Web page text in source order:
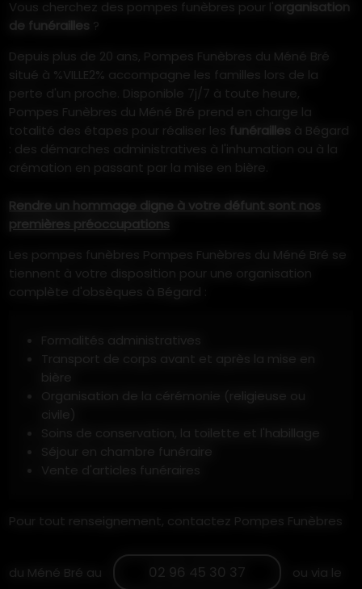
Vous cherchez des pompes funèbres pour l'organisation
de funérailles ?
Depuis plus de 20 ans, Pompes Funèbres du Méné Bré
situé à %VILLE2% accompagne les familles lors de la
perte d'un proche. Disponible 7j/7 à toute heure,
Pompes Funèbres du Méné Bré prend en charge la
totalité des étapes pour réaliser les funérailles à Bégard
: des démarches administratives à l'inhumation ou à la
crémation en passant par la mise en bière.
Rendre un hommage digne à votre défunt sont nos
premières préoccupations
Les pompes funèbres Pompes Funèbres du Méné Bré se
tiennent à votre disposition pour une organisation
complète d'obsèques à Bégard :
Formalités administratives
bière
Organisation de la cérémonie (religieuse ou
civile)
Soins de conservation, la toilette et l'habillage
Séjour en chambre funéraire
Vente d'articles funéraires
Pour tout renseignement, contactez Pompes Funèbres
du Méné Bré au 02 96 45 30 37
ou via le